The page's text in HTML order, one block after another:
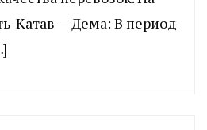
Катав — Дема: В период